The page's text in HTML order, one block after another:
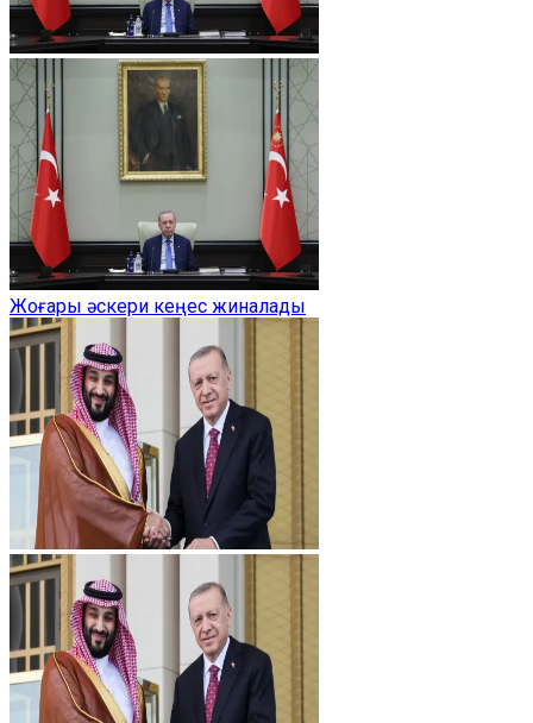
Жоғары әскери кеңес жиналады